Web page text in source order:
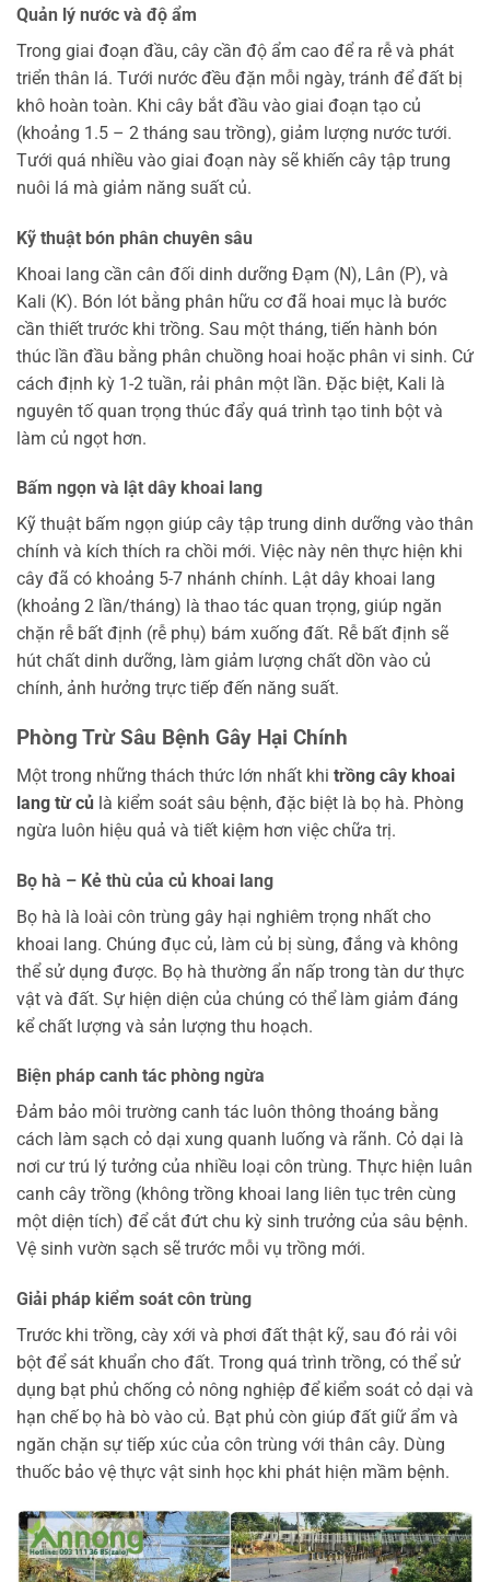
Quản lý nước và độ ẩm
Trong giai đoạn đầu, cây cần độ ẩm cao để ra rễ và phát
triển thân lá. Tưới nước đều đặn mỗi ngày, tránh để đất bị
khô hoàn toàn. Khi cây bắt đầu vào giai đoạn tạo củ
(khoảng 1.5 – 2 tháng sau trồng), giảm lượng nước tưới.
Tưới quá nhiều vào giai đoạn này sẽ khiến cây tập trung
nuôi lá mà giảm năng suất củ.
Kỹ thuật bón phân chuyên sâu
Khoai lang cần cân đối dinh dưỡng Đạm (N), Lân (P), và
Kali (K). Bón lót bằng phân hữu cơ đã hoai mục là bước
cần thiết trước khi trồng. Sau một tháng, tiến hành bón
thúc lần đầu bằng phân chuồng hoai hoặc phân vi sinh. Cứ
cách định kỳ 1-2 tuần, rải phân một lần. Đặc biệt, Kali là
nguyên tố quan trọng thúc đẩy quá trình tạo tinh bột và
làm củ ngọt hơn.
Bấm ngọn và lật dây khoai lang
Kỹ thuật bấm ngọn giúp cây tập trung dinh dưỡng vào thân
chính và kích thích ra chồi mới. Việc này nên thực hiện khi
cây đã có khoảng 5-7 nhánh chính. Lật dây khoai lang
(khoảng 2 lần/tháng) là thao tác quan trọng, giúp ngăn
chặn rễ bất định (rễ phụ) bám xuống đất. Rễ bất định sẽ
hút chất dinh dưỡng, làm giảm lượng chất dồn vào củ
chính, ảnh hưởng trực tiếp đến năng suất.
Phòng Trừ Sâu Bệnh Gây Hại Chính
Một trong những thách thức lớn nhất khi trồng cây khoai
lang từ củ là kiểm soát sâu bệnh, đặc biệt là bọ hà. Phòng
ngừa luôn hiệu quả và tiết kiệm hơn việc chữa trị.
Bọ hà – Kẻ thù của củ khoai lang
Bọ hà là loài côn trùng gây hại nghiêm trọng nhất cho
khoai lang. Chúng đục củ, làm củ bị sùng, đắng và không
thể sử dụng được. Bọ hà thường ẩn nấp trong tàn dư thực
vật và đất. Sự hiện diện của chúng có thể làm giảm đáng
kể chất lượng và sản lượng thu hoạch.
Biện pháp canh tác phòng ngừa
Đảm bảo môi trường canh tác luôn thông thoáng bằng
cách làm sạch cỏ dại xung quanh luống và rãnh. Cỏ dại là
nơi cư trú lý tưởng của nhiều loại côn trùng. Thực hiện luân
canh cây trồng (không trồng khoai lang liên tục trên cùng
một diện tích) để cắt đứt chu kỳ sinh trưởng của sâu bệnh.
Vệ sinh vườn sạch sẽ trước mỗi vụ trồng mới.
Giải pháp kiểm soát côn trùng
Trước khi trồng, cày xới và phơi đất thật kỹ, sau đó rải vôi
bột để sát khuẩn cho đất. Trong quá trình trồng, có thể sử
dụng bạt phủ chống cỏ nông nghiệp để kiểm soát cỏ dại và
hạn chế bọ hà bò vào củ. Bạt phủ còn giúp đất giữ ẩm và
ngăn chặn sự tiếp xúc của côn trùng với thân cây. Dùng
thuốc bảo vệ thực vật sinh học khi phát hiện mầm bệnh.